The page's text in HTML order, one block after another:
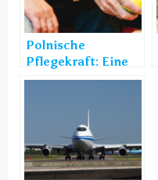
Polnische
Pflegekraft: Eine
geeignete